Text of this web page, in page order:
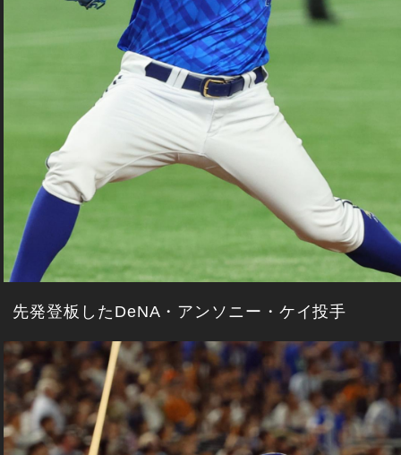
先発登板したDeNA・アンソニー・ケイ投手